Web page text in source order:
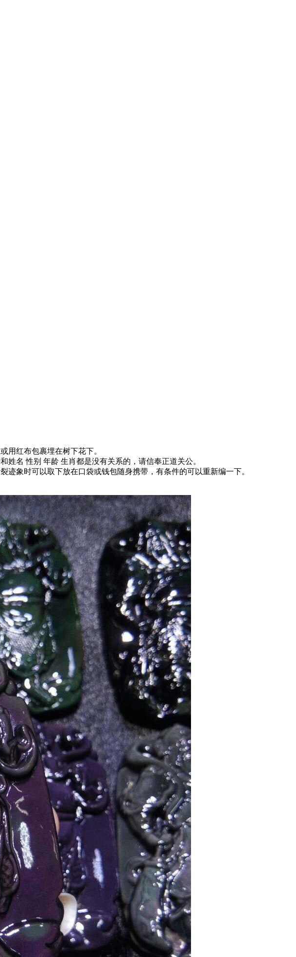
用红布包裹埋在树下花下。
名 性别 年龄 生肖都是没有关系的，请信奉正道关公。
象时可以取下放在口袋或钱包随身携带，有条件的可以重新编一下。